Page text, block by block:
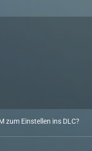
zum Einstellen ins DLC?